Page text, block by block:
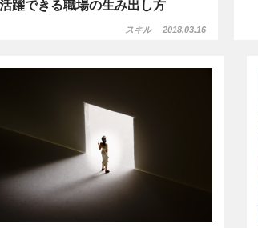
躍できる職場の生み出し方
スキル 2018.03.16